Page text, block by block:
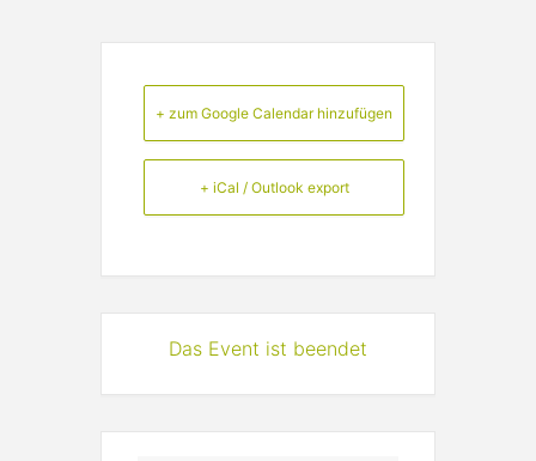
+ zum Google Calendar hinzufügen
+ iCal / Outlook export
Das Event ist beendet